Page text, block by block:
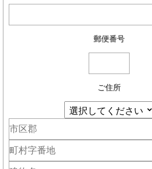
郵便番号
ご住所